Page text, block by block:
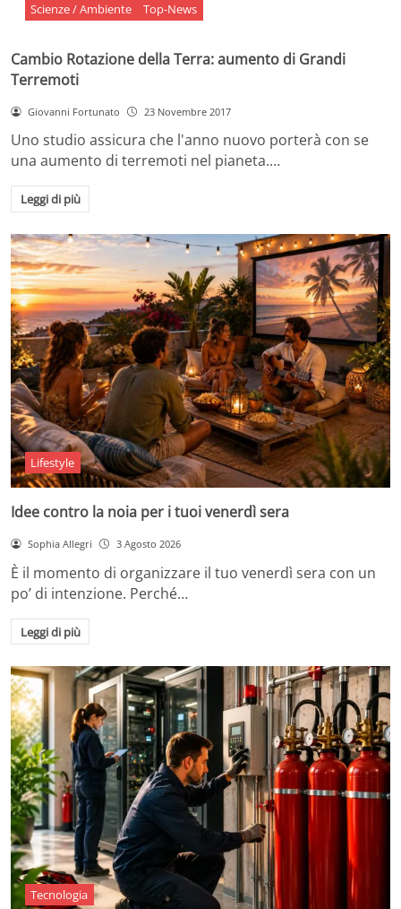
Scienze / Ambiente Top-News
Cambio Rotazione della Terra: aumento di Grandi
Terremoti
Giovanni Fortunato 23 Novembre 2017
Uno studio assicura che l'anno nuovo porterà con se
una aumento di terremoti nel pianeta.…
Leggi di più
Lifestyle
Idee contro la noia per i tuoi venerdì sera
Sophia Allegri 3 Agosto 2026
È il momento di organizzare il tuo venerdì sera con un
po’ di intenzione. Perché…
Leggi di più
Tecnologia